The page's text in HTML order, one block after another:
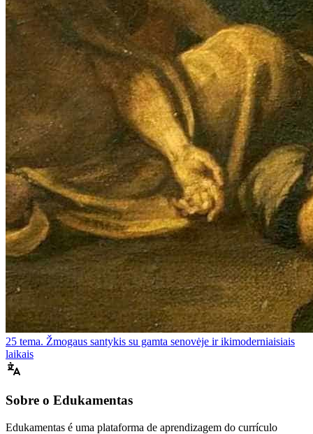
25 tema. Žmogaus santykis su gamta senovėje ir ikimoderniaisiais
laikais
Sobre o Edukamentas
Edukamentas é uma plataforma de aprendizagem do currículo